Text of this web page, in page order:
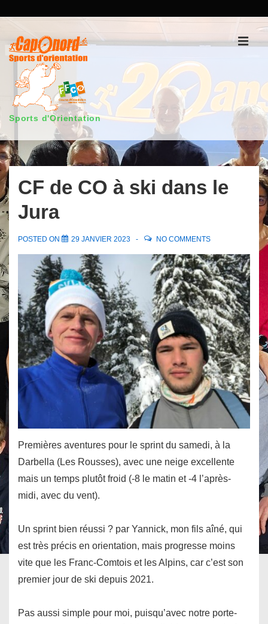
contenu
principal
Sports d'Orientation
Main
Navigation
CF de CO à ski dans le
Jura
POSTED ON 29 JANVIER 2023 NO COMMENTS
Premières aventures pour le sprint du samedi, à la
Darbella (Les Rousses), avec une neige excellente
mais un temps plutôt froid (-8 le matin et -4 l’après-
midi, avec du vent).
Un sprint bien réussi ? par Yannick, mon fils aîné, qui
est très précis en orientation, mais progresse moins
vite que les Franc-Comtois et les Alpins, car c’est son
premier jour de ski depuis 2021.
Pas aussi simple pour moi, puisqu’avec notre porte-